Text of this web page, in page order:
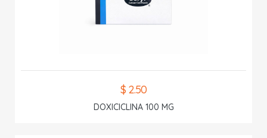
$ 2.50
DOXICICLINA 100 MG